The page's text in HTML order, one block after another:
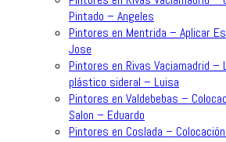
Pintado – Angeles
Pintores en Mentrida – Aplicar
Jose
Pintores en Rivas Vaciamadrid –
plástico sideral – Luisa
Pintores en Valdebebas –
Salon – Eduardo
Pintores en Coslada –